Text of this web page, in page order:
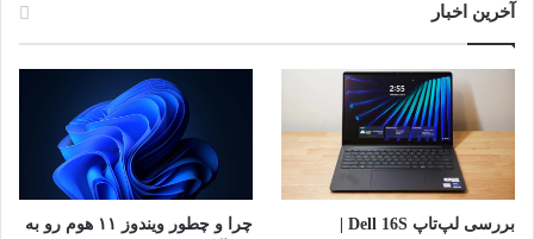
آخرین اخبار
چرا و چطور ویندوز ۱۱ هوم رو به